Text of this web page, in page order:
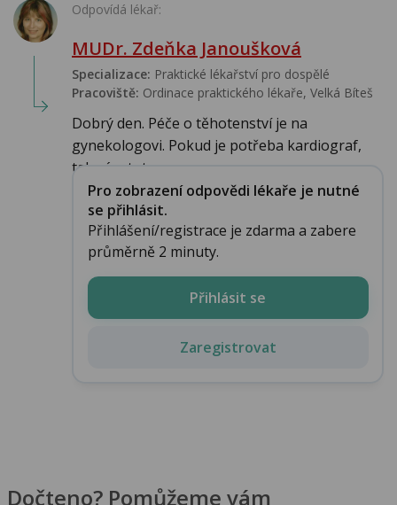
Odpovídá lékař:
MUDr. Zdeňka Janoušková
Specializace: Praktické lékařství pro dospělé
Pracoviště: Ordinace praktického lékaře, Velká Bíteš
Dobrý den. Péče o těhotenství je na
gynekologovi. Pokud je potřeba kardiograf,
tak vám toto v...
Pro zobrazení odpovědi lékaře je nutné
se přihlásit.
Přihlášení/registrace je zdarma a zabere
průměrně 2 minuty.
Přihlásit se
Zaregistrovat
Dočteno? Pomůžeme vám